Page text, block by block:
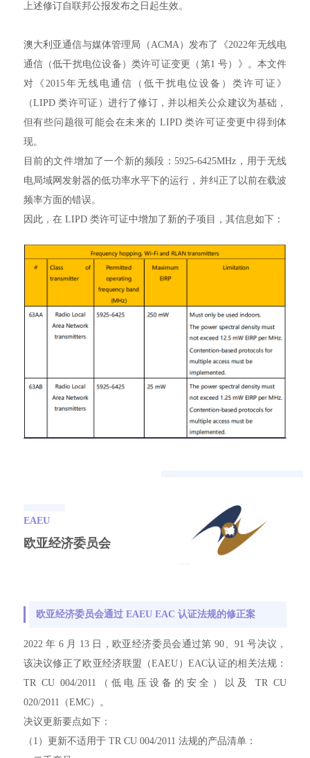
上述修订自联邦公报发布之日起生效。
澳大利亚通信与媒体管理局（ACMA）发布了《2022年无线电
通信（低干扰电位设备）类许可证变更（第1 号）》。本文件
对《2015年无线电通信（低干扰电位设备）类许可证》
（LIPD 类许可证）进行了修订，并以相关公众建议为基础，
但有些问题很可能会在未来的 LIPD 类许可证变更中得到体
现。
目前的文件增加了一个新的频段：5925-6425MHz，用于无线
电局域网发射器的低功率水平下的运行，并纠正了以前在载波
频率方面的错误。
因此，在 LIPD 类许可证中增加了新的子项目，其信息如下：
EAEU
欧亚经济委员会
欧亚经济委员会通过 EAEU EAC 认证法规的修正案
2022 年 6 月 13 日，欧亚经济委员会通过第 90、91 号决议，
该决议修正了欧亚经济联盟（EAEU）EAC认证的相关法规：
TR CU 004/2011（低电压设备的安全）以及 TR CU
020/2011（EMC）。
决议更新要点如下：
（1）更新不适用于 TR CU 004/2011 法规的产品清单：